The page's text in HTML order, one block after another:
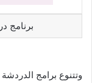
برنامج
وتتنوع برامج